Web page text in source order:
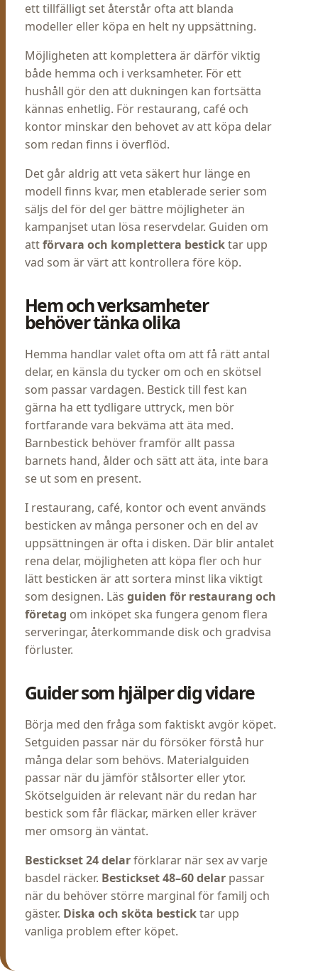
ett tillfälligt set återstår ofta att blanda
modeller eller köpa en helt ny uppsättning.
Möjligheten att komplettera är därför viktig
både hemma och i verksamheter. För ett
hushåll gör den att dukningen kan fortsätta
kännas enhetlig. För restaurang, café och
kontor minskar den behovet av att köpa delar
som redan finns i överflöd.
Det går aldrig att veta säkert hur länge en
modell finns kvar, men etablerade serier som
säljs del för del ger bättre möjligheter än
kampanjset utan lösa reservdelar. Guiden om
attförvara och komplettera besticktar upp
vad som är värt att kontrollera före köp.
Hem och verksamheter
behöver tänka olika
Hemma handlar valet ofta om att få rätt antal
delar, en känsla du tycker om och en skötsel
som passar vardagen. Bestick till fest kan
gärna ha ett tydligare uttryck, men bör
fortfarande vara bekväma att äta med.
Barnbestick behöver framför allt passa
barnets hand, ålder och sätt att äta, inte bara
se ut som en present.
I restaurang, café, kontor och event används
besticken av många personer och en del av
uppsättningen är ofta i disken. Där blir antalet
rena delar, möjligheten att köpa fler och hur
lätt besticken är att sortera minst lika viktigt
som designen. Läs guiden för restaurang och
företag om inköpet ska fungera genom flera
serveringar, återkommande disk och gradvisa
förluster.
Guider som hjälper dig vidare
Börja med den fråga som faktiskt avgör köpet.
Setguiden passar när du försöker förstå hur
många delar som behövs. Materialguiden
passar när du jämför stålsorter eller ytor.
Skötselguiden är relevant när du redan har
bestick som får fläckar, märken eller kräver
mer omsorg än väntat.
Bestickset 24 delarförklarar när sex av varje
basdel räcker. Bestickset 48–60 delarpassar
när du behöver större marginal för familj och
gäster. Diska och sköta besticktar upp
vanliga problem efter köpet.